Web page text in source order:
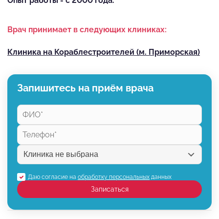
Врач принимает в следующих клиниках:
Клиника на Кораблестроителей (м. Приморская)
Запишитесь на приём врача
Даю согласие на обработку персональных данных
Записаться